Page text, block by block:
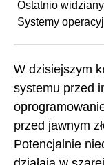
Ostatnio
Systemy
W dzisiejszym
systemu przed
przed jawnym
Potencjalnie